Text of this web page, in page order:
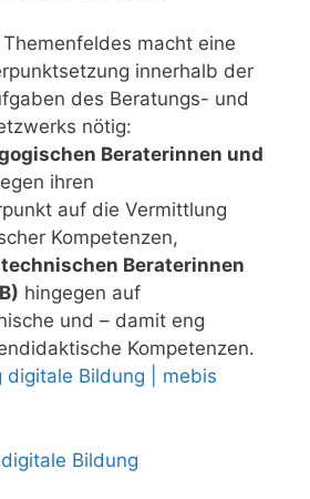
macht eine
innerhalb der
des Beratungs- und
nötig:
Beraterinnen und
ihren
auf die Vermittlung
Kompetenzen,
Beraterinnen
hingegen auf
und – damit eng
Kompetenzen.
digitale Bildung | mebis
Bildung